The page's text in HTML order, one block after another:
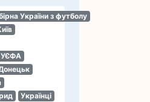
України з футболу
УЄФА
Українці